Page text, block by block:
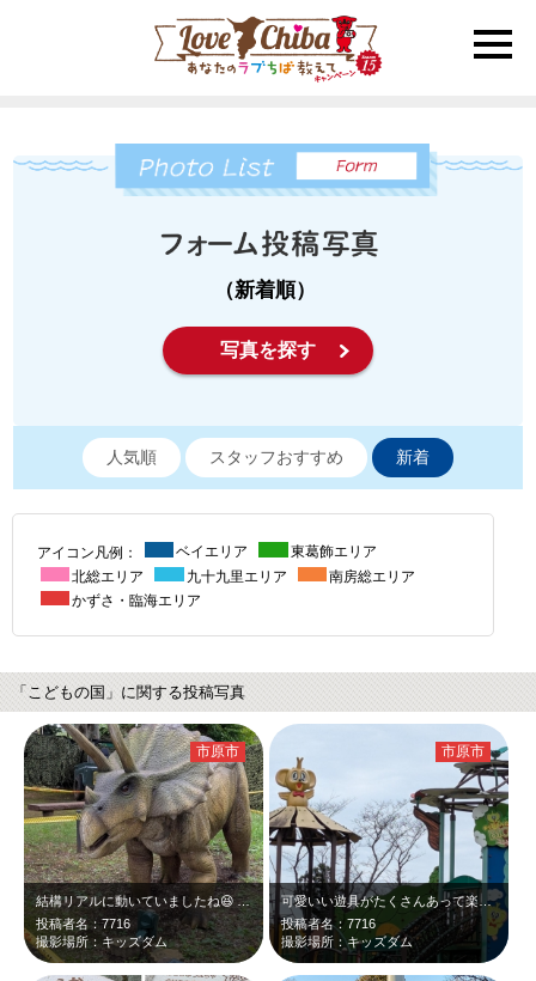
toggle
（新着順）
写真を探す
人気順 スタッフおすすめ 新着
アイコン凡例： ベイエリア
東葛飾エリア
北総エリア
九十九里エリア
南房総エリア
かずさ・臨海エリア
「こどもの国」に関する投稿写真
結構リアルに動いていましたね😆 迫力あります。
投稿者名：7716
撮影場所：キッズダム
市原市
可愛いい遊具がたくさんあって楽しめます。
投稿者名：7716
撮影場所：キッズダム
市原市